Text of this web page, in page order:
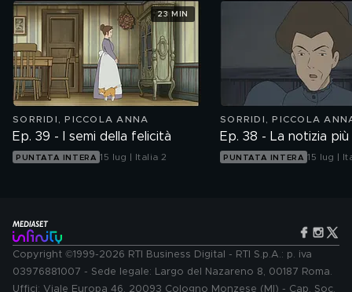
SORRIDI, PICCOLA ANNA
Ep. 39 - I semi della felicità
PUNTATA INTERA 15 lug | Italia 2
23 MIN
SORRIDI, PICCOLA
Ep. 38 - La notizia più
PUNTATA INTERA 15 lug |
Copyright ©1999-2026 RTI Business Digital - RTI S.p.A.: p. iva
03976881007 - Sede legale: Largo del Nazareno 8, 00187 Roma.
Uffici: Viale Europa 46, 20093 Cologno Monzese (MI) - Cap. Soc.